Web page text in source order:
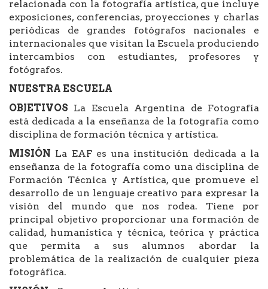
relacionada con la fotografía artística, que incluye
exposiciones, conferencias, proyecciones y charlas
periódicas de grandes fotógrafos nacionales e
internacionales que visitan la Escuela produciendo
intercambios con estudiantes, profesores y
fotógrafos.
NUESTRA ESCUELA
OBJETIVOS La Escuela Argentina de Fotografía
está dedicada a la enseñanza de la fotografía como
disciplina de formación técnica y artística.
MISIÓN La EAF es una institución dedicada a la
enseñanza de la fotografía como una disciplina de
Formación Técnica y Artística, que promueve el
desarrollo de un lenguaje creativo para expresar la
visión del mundo que nos rodea. Tiene por
principal objetivo proporcionar una formación de
calidad, humanística y técnica, teórica y práctica
que permita a sus alumnos abordar la
problemática de la realización de cualquier pieza
fotográfica.